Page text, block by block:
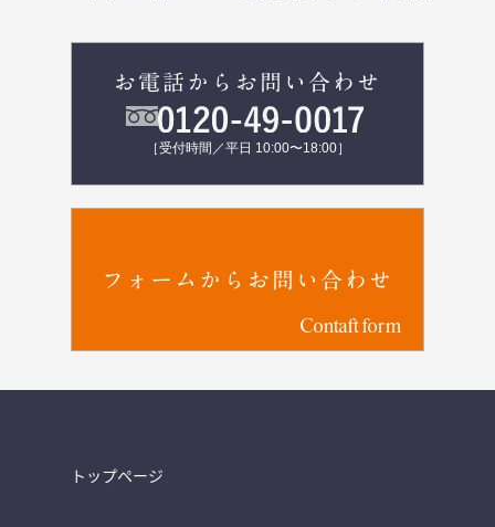
お電話からお問い合わせ
［受付時間／平日 10:00〜18:00］
Contaft form
フォームからお問い合わせ
トップページ